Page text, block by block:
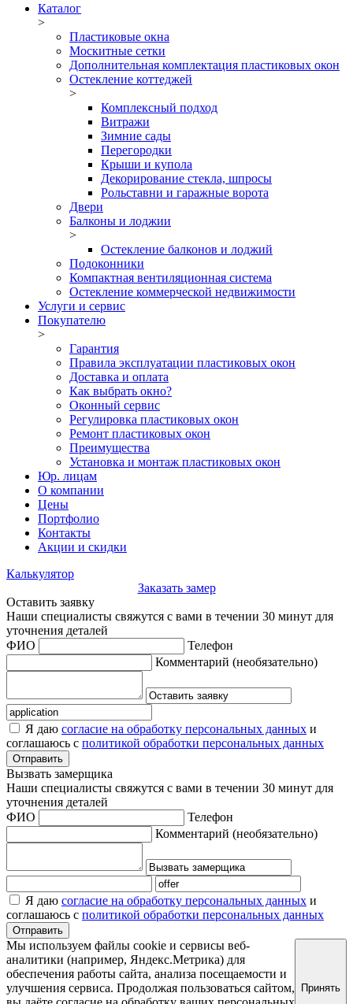
Каталог
>
Пластиковые окна
Москитные сетки
Дополнительная комплектация пластиковых окон
Остекление коттеджей
>
Комплексный подход
Витражи
Зимние сады
Перегородки
Крыши и купола
Декорирование стекла, шпросы
Рольставни и гаражные ворота
Двери
Балконы и лоджии
>
Остекление балконов и лоджий
Подоконники
Компактная вентиляционная система
Остекление коммерческой недвижимости
Услуги и сервис
Покупателю
>
Гарантия
Правила эксплуатации пластиковых окон
Доставка и оплата
Как выбрать окно?
Оконный сервис
Регулировка пластиковых окон
Ремонт пластиковых окон
Преимущества
Установка и монтаж пластиковых окон
Юр. лицам
О компании
Цены
Портфолио
Контакты
Акции и скидки
Калькулятор
Заказать замер
Оставить заявку
Наши специалисты свяжутся с вами в течении 30 минут для
уточнения деталей
ФИО
Телефон
Комментарий (необязательно)
Я даю согласие на обработку персональных данных и
соглашаюсь с политикой обработки персональных данных
Отправить
Вызвать замерщика
Наши специалисты свяжутся с вами в течении 30 минут для
уточнения деталей
ФИО
Телефон
Комментарий (необязательно)
Я даю согласие на обработку персональных данных и
соглашаюсь с политикой обработки персональных данных
Отправить
Мы используем файлы cookie и сервисы веб-
аналитики (например, Яндекс.Метрика) для
обеспечения работы сайта, анализа посещаемости и
улучшения сервиса. Продолжая пользоваться сайтом,
Принять